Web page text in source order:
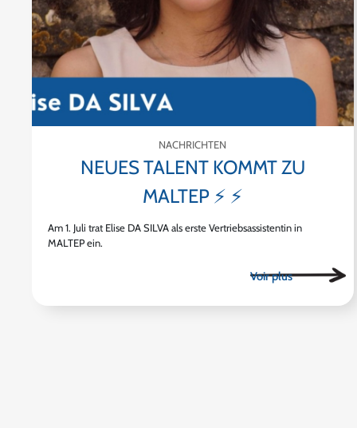
NACHRICHTEN
NEUES TALENT KOMMT ZU
MALTEP ⚡ ⚡
Am 1. Juli trat Elise DA SILVA als erste Vertriebsassistentin in
MALTEP ein.